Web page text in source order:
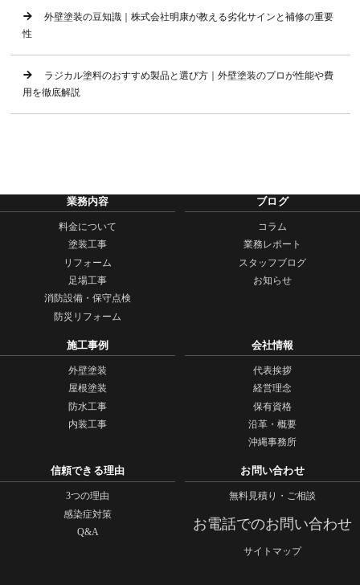
外壁塗装の豆知識｜株式会社明康が教える劣化サインと補修の重要
性
ラジカル塗料のおすすめ製品と選び方｜外壁塗装のプロが性能や費
用を徹底解説
業務内容
料金について
塗装工事
リフォーム
足場工事
消防設備・保守点検
防災リフォーム
ブログ
コラム
業務レポート
スタッフブログ
お知らせ
施工事例
外壁塗装
屋根塗装
防水工事
内装工事
会社情報
代表挨拶
経営理念
保有資格
沿革・概要
沖縄事務所
信頼できる理由
3つの理由
感染症対策
Q&A
お問い合わせ
無料見積り・ご相談
お電話でのお問い合わせ
サイトマップ